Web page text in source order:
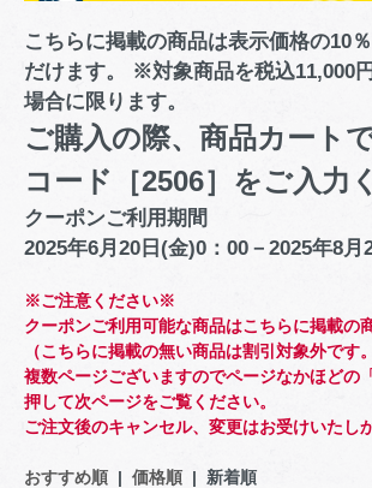
こちらに掲載の商品は表示価格の10
だけます。 ※対象商品を税込11,000
場合に限ります。
ご購入の際、商品カート
コード［2506］をご入力
クーポンご利用期間
2025年6月20日(金)0：00－2025年8月
※ご注意ください※
クーポンご利用可能な商品はこちらに掲載の
（こちらに掲載の無い商品は割引対象外です。
複数ページございますのでページなかほどの
押して次ページをご覧ください。
ご注文後のキャンセル、変更はお受けいたし
おすすめ順 | 価格順 | 新着順